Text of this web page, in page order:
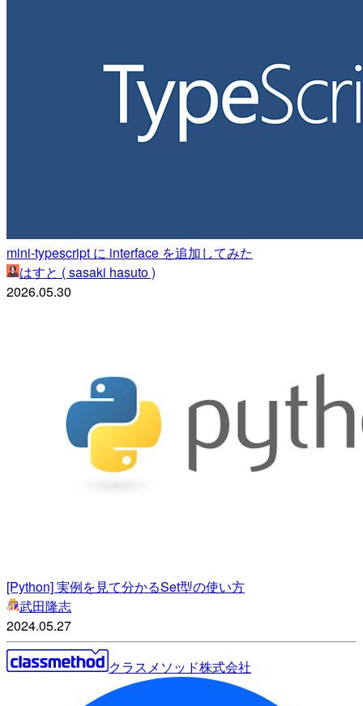
mini-typescript に interface を追加してみた
はすと ( sasaki hasuto )
2026.05.30
[Python] 実例を見て分かるSet型の使い方
武田隆志
2024.05.27
クラスメソッド株式会社